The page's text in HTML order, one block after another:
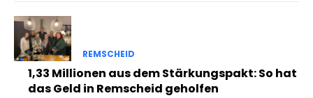
REMSCHEID
1,33 Millionen aus dem Stärkungspakt: So hat
das Geld in Remscheid geholfen